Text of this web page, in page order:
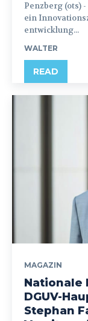
Penzberg (ots) - - Roche investiert 300 Millionen Euro in
ein
entwicklung...
WALTER
READ
MAGAZIN
Nationale
DGUV-
Stephan